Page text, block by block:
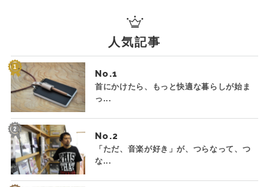
人気記事
No.
首にかけたら、もっと快適な暮らしが始ま
っ...
No.
「ただ、音楽が好き」が、つらなって、つ
な...